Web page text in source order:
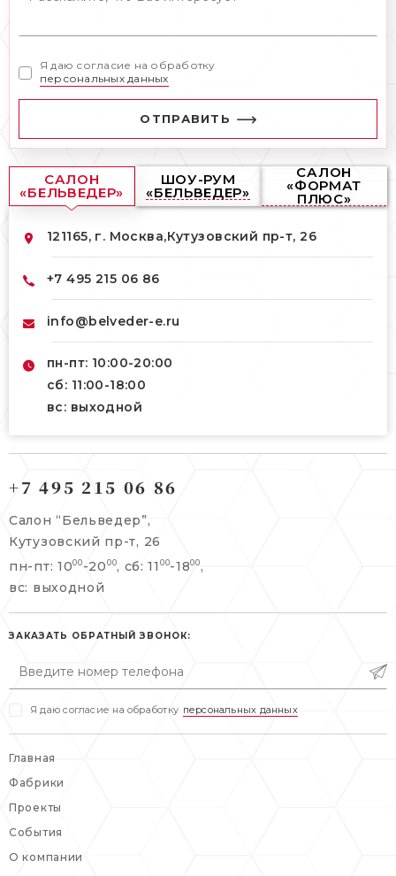
Я даю согласие на обработку
персональных данных
ОТПРАВИТЬ
САЛОН
«БЕЛЬВЕДЕР»
ШОУ-РУМ
«БЕЛЬВЕДЕР»
САЛОН
«ФОРМАТ
ПЛЮС»
121165, г. Москва,Кутузовский пр-т, 26
+7 495 215 06 86
info@belveder-e.ru
пн-пт: 10:00-20:00
сб: 11:00-18:00
вс: выходной
info@belveder-e.ru
пн-пт: 10:00-20:00
сб, вс: выходной
Берсеневский переулок, 3/10с7
+7 495 477 45 43
info@belveder-e.ru
пн-пт: 10:00-19:00
сб: выходной
+7 495 215 06 86
Салон “Бельведер”,
Кутузовский пр-т, 26
пн-пт: 1000 -20 00, сб: 11 00-1800 ,
вс: выходной
ЗАКАЗАТЬ ОБРАТНЫЙ ЗВОНОК:
Я даю согласие на обработку персональных данных
Главная
Фабрики
Проекты
События
О компании